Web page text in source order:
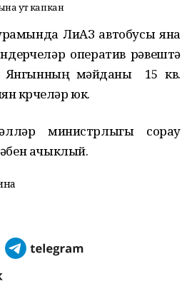
ут капкан
ЛиАЗ автобусы яна
оператив рәвештә
Янгынның мәйданы 15 кв.
күрүчеләрюк.
министрлыгы сорау
ачыклый.